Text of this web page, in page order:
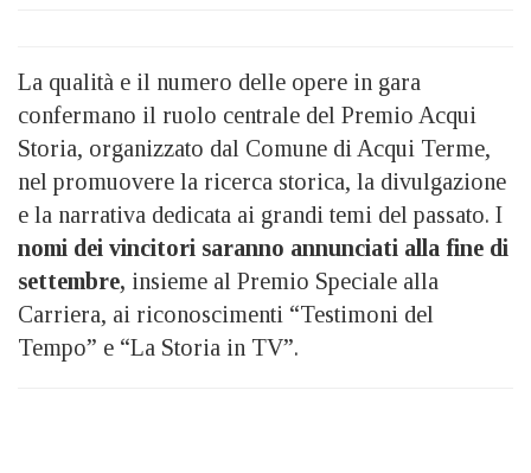
La qualità e il numero delle opere in gara
confermano il ruolo centrale del Premio Acqui
Storia, organizzato dal Comune di Acqui Terme,
nel promuovere la ricerca storica, la divulgazione
e la narrativa dedicata ai grandi temi del passato. I
nomi dei vincitori saranno annunciati alla fine di
settembre, insieme al Premio Speciale alla
Carriera, ai riconoscimenti “Testimoni del
Tempo” e “La Storia in TV”.